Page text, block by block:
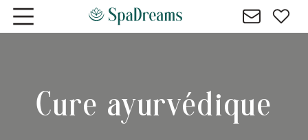
Aller au contenu principal
Cure ayurvédique